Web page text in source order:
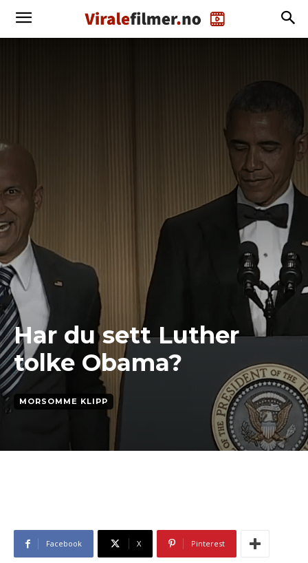
Har du sett Luther
tolke Obama?
MORSOMME KLIPP
Facebook X Pinterest